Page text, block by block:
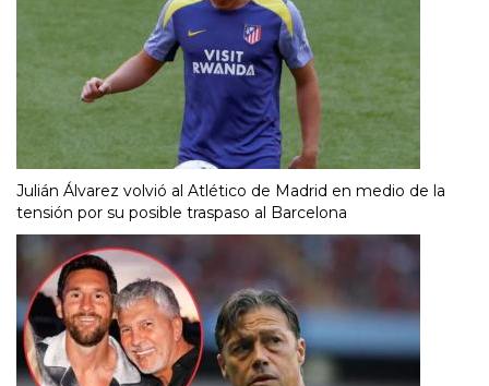
Julián Álvarez volvió al Atlético de Madrid en medio de la
tensión por su posible traspaso al Barcelona